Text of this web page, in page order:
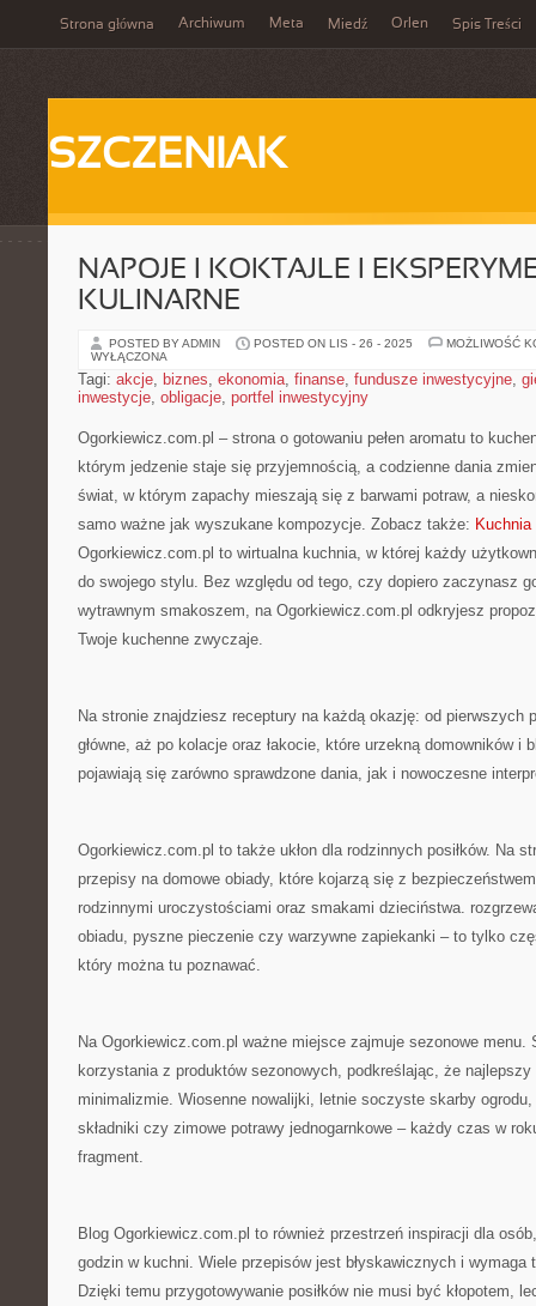
Strona główna Archiwum Meta Miedź Orlen Spis Treści
SZCZENIAK
NAPOJE I KOKTAJLE I
KULINARNE
POSTED BY ADMIN POSTED ON LIS - 26 - 2025
MOŻLIWOŚĆ
WYŁĄCZONA
Tagi: akcje, biznes, ekonomia, finanse, fundusze inwestycyjne,
inwestycje, obligacje, portfel inwestycyjny
Ogorkiewicz.com.pl – strona o gotowaniu pełen aromatu to
którym jedzenie staje się przyjemnością, a codzienne dania
świat, w którym zapachy mieszają się z barwami potraw, a
samo ważne jak wyszukane kompozycje. Zobacz także:
Ogorkiewicz.com.pl to wirtualna kuchnia, w której każdy
do swojego stylu. Bez względu od tego, czy dopiero zaczynasz
wytrawnym smakoszem, na Ogorkiewicz.com.pl odkryjesz
Twoje kuchenne zwyczaje.
Na stronie znajdziesz receptury na każdą okazję: od pierwszych
główne, aż po kolacje oraz łakocie, które urzekną domowników i
pojawiają się zarówno sprawdzone dania, jak i nowoczesne
Ogorkiewicz.com.pl to także ukłon dla rodzinnych posiłków. Na
przepisy na domowe obiady, które kojarzą się z
rodzinnymi uroczystościami oraz smakami dzieciństwa.
obiadu, pyszne pieczenie czy warzywne zapiekanki – to tylko
który można tu poznawać.
Na Ogorkiewicz.com.pl ważne miejsce zajmuje sezonowe menu.
korzystania z produktów sezonowych, podkreślając, że
minimalizmie. Wiosenne nowalijki, letnie soczyste skarby
składniki czy zimowe potrawy jednogarnkowe – każdy czas w
fragment.
Blog Ogorkiewicz.com.pl to również przestrzeń inspiracji dla
godzin w kuchni. Wiele przepisów jest błyskawicznych i
Dzięki temu przygotowywanie posiłków nie musi być kłopotem,